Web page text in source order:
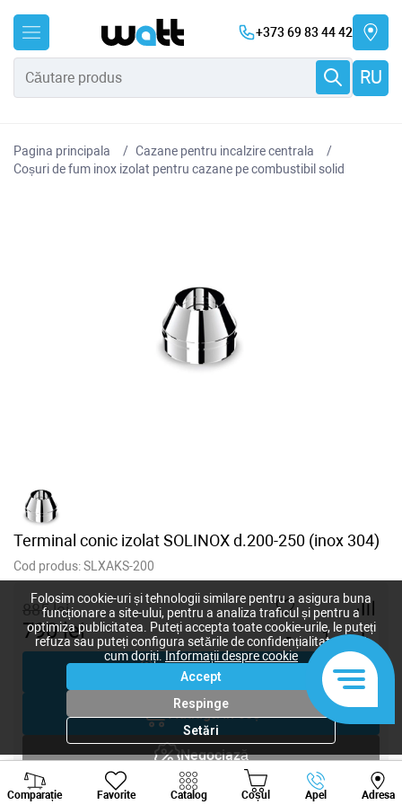
+373 69 83 44 42
RU
Pagina principala
Cazane pentru incalzire centrala
Coșuri de fum inox izolat pentru cazane pe combustibil solid
Terminal conic izolat SOLINOX d.200-250 (inox 304)
Cod produs:SLXAKS-200
885lei
790lei - +
Cumpără acum
Adaugă în coș
Negociază
Solicitare inginer
Comparație Favorite Catalog Coșul Apel Adresa
Viber Whatsapp
Folosim cookie-uri și tehnologii similare pentru a asigura buna
funcționare a site-ului, pentru a analiza traficul și pentru a
optimiza publicitatea. Puteți accepta toate cookie-urile, le puteți
refuza sau puteți configura setările de confidențialitate după
cum doriți.Informații despre cookie
Accept
Respinge
Setări